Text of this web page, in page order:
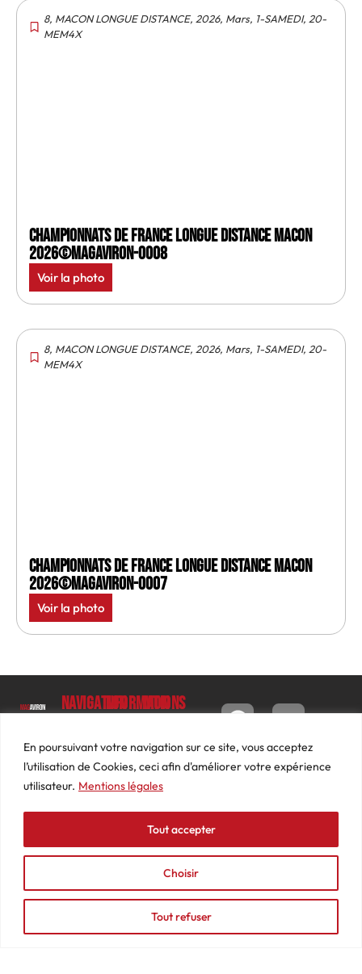
En poursuivant votre navigation sur ce site, vous acceptez
l’utilisation de Cookies, ceci afin d'améliorer votre expérience
utilisateur. Mentions légales
Choisir
Tout refuser
Tout accepter
8, MACON LONGUE DISTANCE, 2026, Mars, 1-SAMEDI, 20-
MEM4X
Championnats de France longue distance Macon
2026©MagAviron-0008
Voir la photo
8, MACON LONGUE DISTANCE, 2026, Mars, 1-SAMEDI, 20-
MEM4X
Championnats de France longue distance Macon
2026©MagAviron-0007
Voir la photo
Luc
Barbier
69640
74
87
contact@mediasaviron.fr
Navigation
Le
Magazine
Photos
Actualités
Podcasts
Informations
Conditions
générales
de ventes
Mentions
légales
Mon
Tableau
de bord
Commandes
Adresses
Détails
du
compte